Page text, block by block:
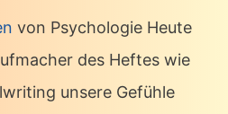
von Psychologie Heute
des Heftes wie
unsere Gefühle